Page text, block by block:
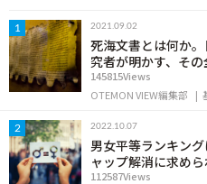
IT・メディア
地域・観光
OTEMON VIEWについて
サイトポリシー
1 2021.09.02
死海文書とは何か
究者が明かす、そ
145815Views
OTEMON VIEW編集部
2 2022.10.07
男女平等ランキン
ャップ解消に求め
112587Views